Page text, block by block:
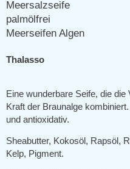
Thalasso
Eine wunderbare Seife, die
Kraft der Braunalge
und antioxidativ.
Sheabutter, Kokosöl, Rapsöl,
Kelp, Pigment.